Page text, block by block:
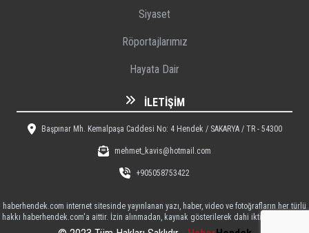
Siyaset
Röportajlarımız
Hayata Dair
İLETIŞIM
Başpınar Mh. Kemalpaşa Caddesi No: 4 Hendek / SAKARYA / TR - 54300
mehmet_kavis@hotmail.com
+905058753422
haberhendek.com internet sitesinde yayınlanan yazı, haber, video ve fotoğrafların her türlü
hakkı haberhendek.com'a aittir. İzin alınmadan, kaynak gösterilerek dahi iktibas edilemez